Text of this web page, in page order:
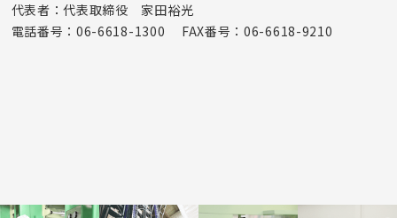
代表者：代表取締役 家田裕光
電話番号：06-6618-1300 FAX番号：06-6618-9210